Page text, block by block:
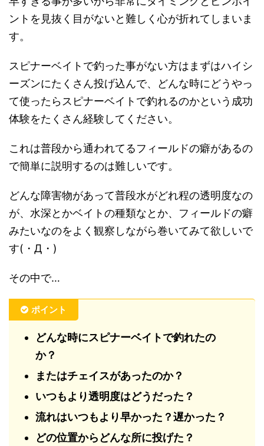
ントを見抜く目がないと難しく心が折れてしまいま
す。
スピナーベイトで釣った事がない方はまずはハイシ
ーズンにたくさん投げ込んで、どんな時にどうやっ
て使ったらスピナーベイトで釣れるのかという成功
体験をたくさん経験してください。
これは普段から通われてるフィールドの癖があるの
で簡単に説明するのは難しいです。
どんな障害物があって普段水がどれ程の透明度なの
が、水深とかベイトの種類なとか、フィールドの癖
みたいなのをよく観察しながら巻いてみて欲しいで
す(・Д・)
その中で…
ポイント
どんな時にスピナーベイトで釣れたの
か？
またはチェイスがあったのか？
いつもより透明度はどうだった？
流れはいつもより早かった？遅かった？
どの位置からどんな所に投げた？